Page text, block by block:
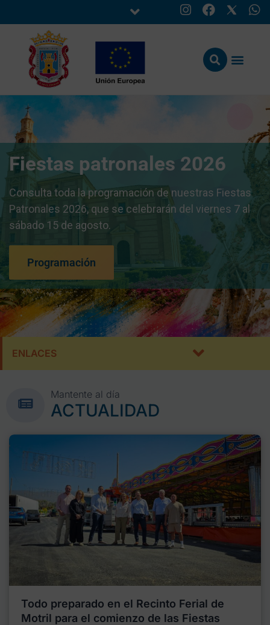
Fiestas patronales 2026
Consulta toda la programación de nuestras Fiestas
Patronales 2026, que se celebrarán del viernes 7 al
sábado 15 de agosto.
Programación
ENLACES
Mantente al día
ACTUALIDAD
Todo preparado en el Recinto Ferial de
Motril para el comienzo de las Fiestas